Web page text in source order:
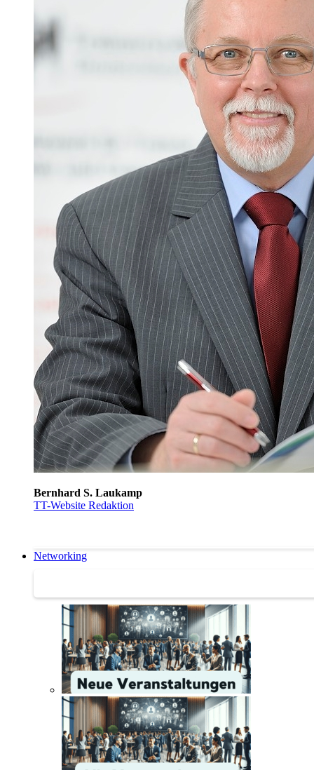
Bernhard S. Laukamp
TT-Website Redaktion
Networking